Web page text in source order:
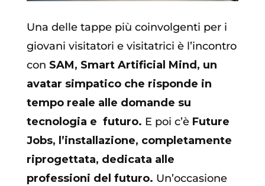
Una delle tappe più coinvolgenti per i
giovani visitatori e visitatrici è l’incontro
con SAM, Smart Artificial Mind, un
avatar simpatico che risponde in
tempo reale alle domande su
tecnologia e futuro. E poi c’è Future
Jobs, l’installazione, completamente
riprogettata, dedicata alle
professioni del futuro. Un’occasione